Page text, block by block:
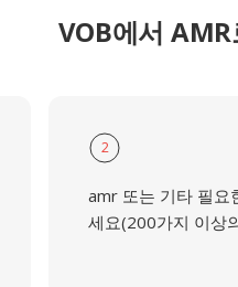
VOB에서
2
amr 또는 기타 필요
세요(200가지 이상